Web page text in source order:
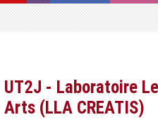
UT2J - Laboratoire
Arts (LLA CREATIS)